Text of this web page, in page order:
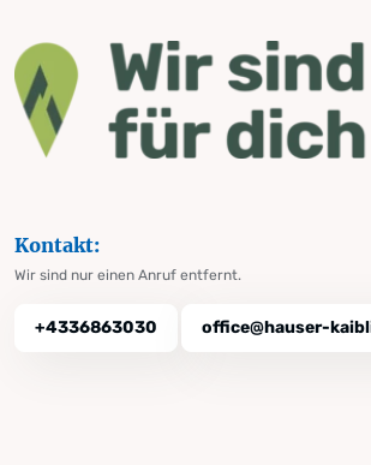
Kontakt:
Wir sind nur einen Anruf entfernt.
+4336863030 office@hauser-